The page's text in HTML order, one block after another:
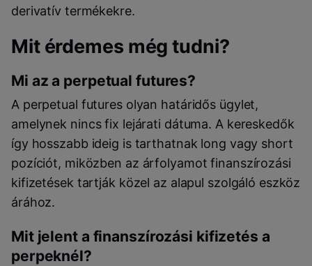
derivatív termékekre.
Mit érdemes még tudni?
Mi az a perpetual futures?
A perpetual futures olyan határidős ügylet,
amelynek nincs fix lejárati dátuma. A kereskedők
így hosszabb ideig is tarthatnak long vagy short
pozíciót, miközben az árfolyamot finanszírozási
kifizetések tartják közel az alapul szolgáló eszköz
árához.
Mit jelent a finanszírozási kifizetés a
perpeknél?